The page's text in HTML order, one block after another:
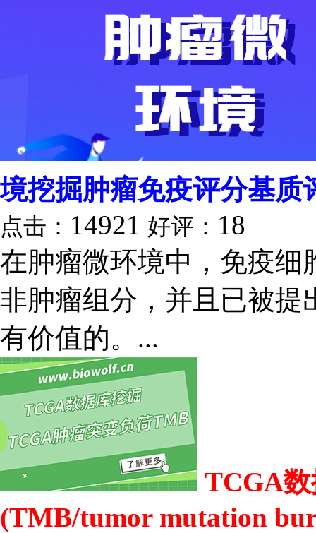
境挖掘肿瘤免疫评分基质
点击： 14921 好评： 18
在肿瘤微环境中，免疫细
非肿瘤组分，并且已被提
有价值的。...
TCGA
(TMB/tumor mutation